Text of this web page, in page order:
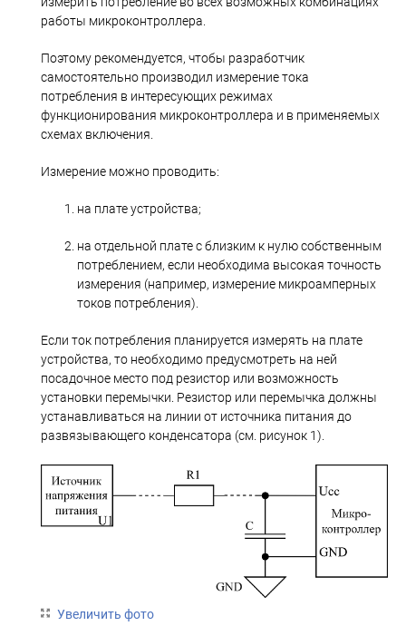
работы микроконтроллера.
Поэтому рекомендуется, чтобы разработчик
самостоятельно производил измерение тока
потребления в интересующих режимах
функционирования микроконтроллера и в применяемых
схемах включения.
Измерение можно проводить:
на плате устройства;
на отдельной плате с близким к нулю собственным
потреблением, если необходима высокая точность
измерения (например, измерение микроамперных
токов потребления).
Если ток потребления планируется измерять на плате
устройства, то необходимо предусмотреть на ней
посадочное место под резистор или возможность
установки перемычки. Резистор или перемычка должны
устанавливаться на линии от источника питания до
развязывающего конденсатора (см. рисунок 1).
Увеличить фото